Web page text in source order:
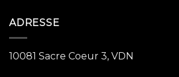
ADRESSE
10081 Sacre Coeur 3, VDN